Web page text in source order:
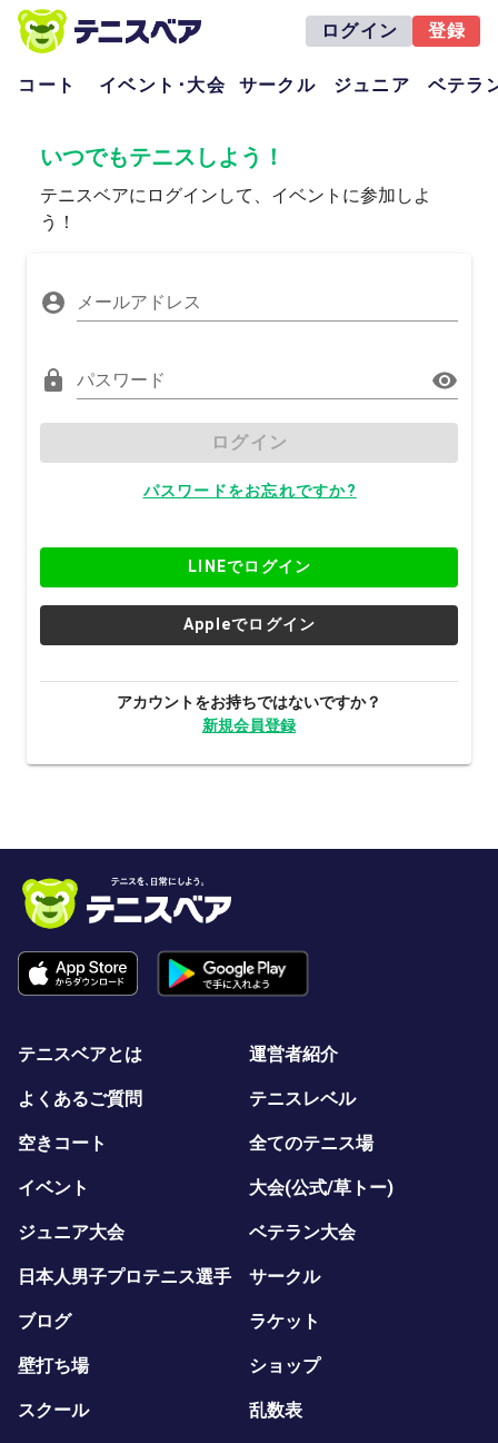
ログイン 登録
コート イベント･大会 サークル ジュニア ベテラ
いつでもテニスしよう！
テニスベアにログインして、イベントに参加しよ
う！
メールアドレス
パスワード
ログイン
パスワードをお忘れですか?
LINEでログイン
Appleでログイン
アカウントをお持ちではないですか？
新規会員登録
テニスベアとは 運営者紹介
よくあるご質問 テニスレベル
空きコート 全てのテニス場
イベント 大会(公式/草トー)
ジュニア大会 ベテラン大会
日本人男子プロテニス選手 サークル
ブログ ラケット
壁打ち場 ショップ
スクール 乱数表